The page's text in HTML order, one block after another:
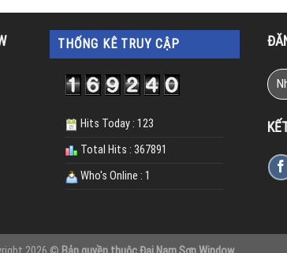
THỐNG KÊ TRUY CẬP
Hits Today : 123
Total Hits : 367891
Who's Online : 1